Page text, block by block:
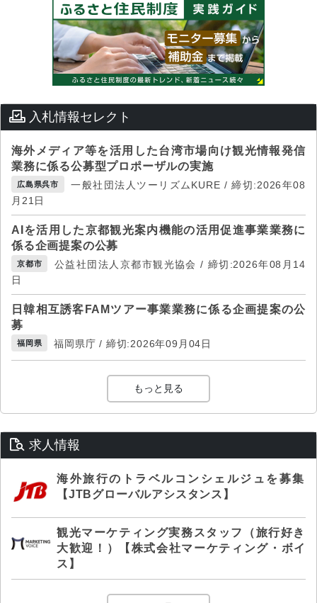
入札情報セレクト
海外メディア等を活用した台湾市場向け観光情報発信
業務に係る公募型プロポーザルの実施
広島県呉市
一般社団法人ツーリズムKURE / 締切:2026年08
月21日
AIを活用した京都観光案内機能の活用促進事業業務に
係る企画提案の公募
京都市
公益社団法人京都市観光協会 / 締切:2026年08月14
日
日韓相互誘客FAMツアー事業業務に係る企画提案の公
募
福岡県 福岡県庁 / 締切:2026年09月04日
もっと見る
求人情報
海外旅行のトラベルコンシェルジュを募集
【JTBグローバルアシスタンス】
観光マーケティング実務スタッフ（旅行好き
大歓迎！）【株式会社マーケティング・ボイ
ス】